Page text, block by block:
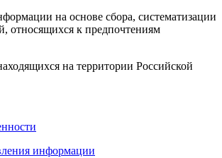
на основе сбора, систематизации
относящихся к предпочтениям
на территории Российской
информации